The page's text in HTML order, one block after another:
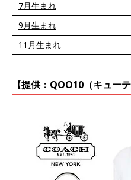
7月生まれ
9月生まれ
11月生まれ
【提供：QOO10（キュー